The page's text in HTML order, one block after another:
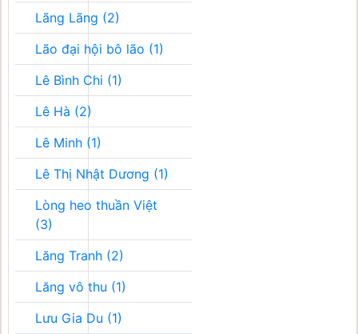
Lãng Lãng (2)
Lão đại hội bô lão (1)
Lê Bình Chi (1)
Lê Hà (2)
Lê Minh (1)
Lê Thị Nhật Dương (1)
Lòng heo thuần Việt
(3)
Lăng Tranh (2)
Lăng vô thu (1)
Lưu Gia Du (1)